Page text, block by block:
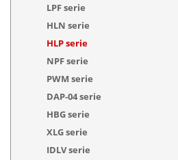
LPF serie
HLN serie
HLP serie
NPF serie
PWM serie
DAP-04 serie
HBG serie
XLG serie
IDLV serie